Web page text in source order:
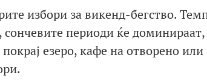
избори за викенд-бегство.
периоди ќе доминираат,
езеро, кафе на отворено